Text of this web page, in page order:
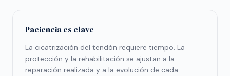
Paciencia es clave
La cicatrización del tendón requiere tiempo. La
protección y la rehabilitación se ajustan a la
reparación realizada y a la evolución de cada